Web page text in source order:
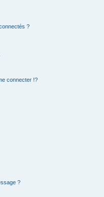
?
connecter !?
?